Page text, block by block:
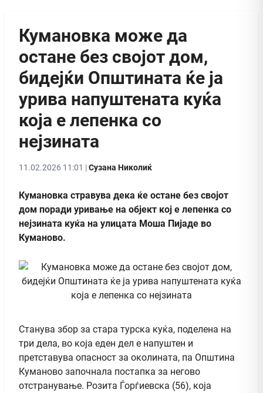
Кумановка може да
остане без својот дом,
бидејќи Општината ќе ја
урива напуштената куќа
која е лепенка со
нејзината
11.02.2026 11:01 |Сузана Николиќ
Кумановка стравува дека ќе остане без својот
дом поради уривање на објект кој е лепенка со
нејзината куќа на улицата Моша Пијаде во
Куманово.
Станува збор за стара турска куќа, поделена на
три дела, во која еден дел е напуштен и
претставува опасност за околината, па Општина
Куманово започнала постапка за негово
отстранување. Розита Ѓорѓиевска (56), која